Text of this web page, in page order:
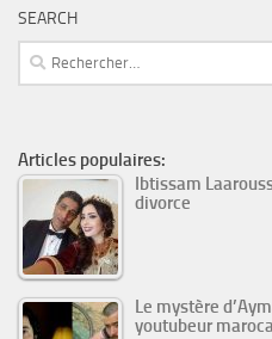
SEARCH
Rechercher :
Articles populaires:
Ibtissam
divorce
Le mystère
youtubeur